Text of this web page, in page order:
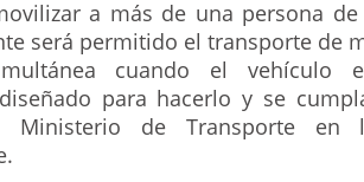
a más de una persona
será permitido el transporte de
cuando el vehículo
para hacerlo y se
de Transporte en